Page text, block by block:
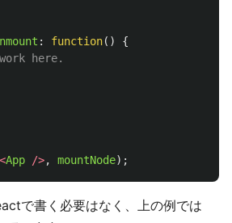
: function()
{
here.
<App />, mountNode);
で書く必要はなく、上の例では